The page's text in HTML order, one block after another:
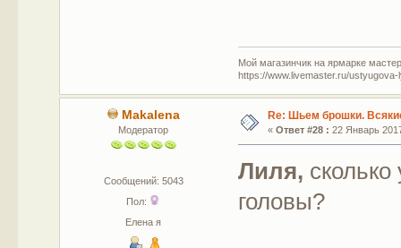
Мой магазинчик на ярмарке
https://www.livemaster.ru/ustyugova-
Makalena
Модератор
Сообщений: 5043
Пол:
Елена я
Re: Шьем брошки.
« Ответ #28 : 22 Январь
Лиля,
головы?